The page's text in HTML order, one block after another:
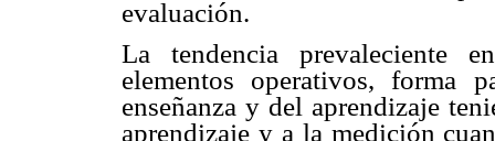
evaluación.
La tendencia prevaleciente
elementos operativos, forma
enseñanza y del aprendizaje
aprendizaje y a la medición